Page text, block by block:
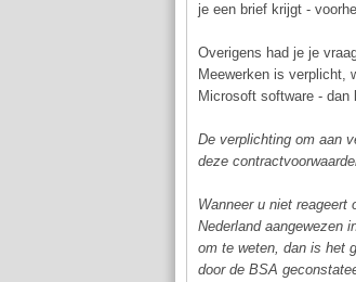
je een brief krijgt -
Overigens had je je
Meewerken is verplicht,
Microsoft software - dan
De verplichting om aan
deze
Wanneer u niet
Nederland aangewezen
om te weten, dan is het
door de BSA